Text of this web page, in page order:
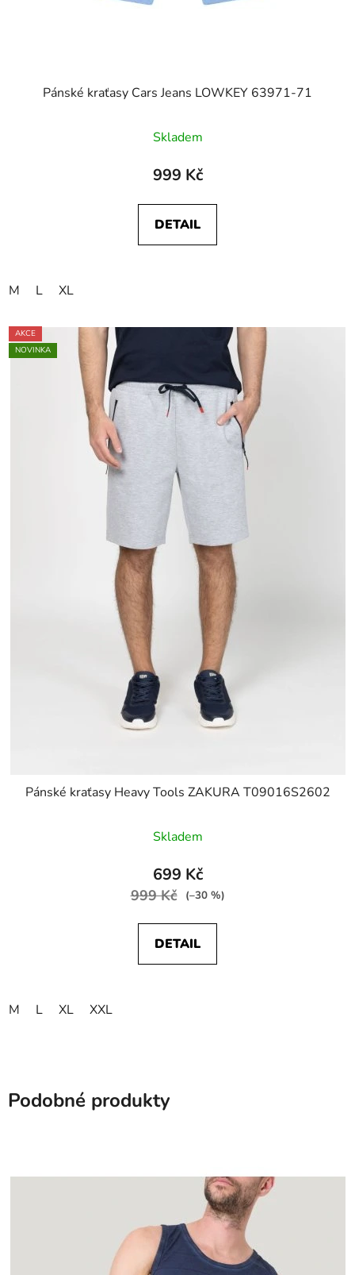
Pánské kraťasy Cars Jeans LOWKEY 63971-71
Skladem
999 Kč
DETAIL
M L XL
AKCE
NOVINKA
Pánské kraťasy Heavy Tools ZAKURA T09016S2602
Skladem
699 Kč
999 Kč (–30 %)
DETAIL
M L XL XXL
Podobné produkty